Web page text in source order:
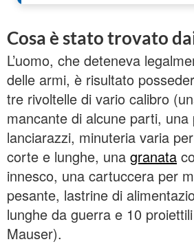
Cosa è stato trovato
L’uomo, che deteneva
delle armi, è risultato
tre rivoltelle di vario calibro
mancante di alcune parti, una
lanciarazzi, minuteria varia
corte e lunghe, una granata
innesco, una cartuccera per
pesante, lastrine di
lunghe da guerra e 10
Mauser).